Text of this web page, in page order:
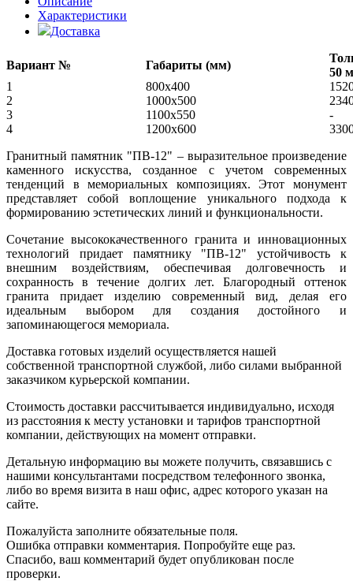
Характеристики
Доставка
Вариант № Габариты (мм)
50
1
800x400
2
1000х500
3
1100х550
-
4
1200х600
Гранитный памятник "ПВ-12" – выразительное произведение
каменного искусства, созданное с учетом современных
тенденций в мемориальных композициях. Этот монумент
представляет собой воплощение уникального подхода к
формированию эстетических линий и функциональности.
Сочетание высококачественного гранита и инновационных
технологий придает памятнику "ПВ-12" устойчивость к
внешним воздействиям, обеспечивая долговечность и
сохранность в течение долгих лет. Благородный оттенок
гранита придает изделию современный вид, делая его
идеальным выбором для создания достойного и
запоминающегося мемориала.
Доставка готовых изделий осуществляется нашей
собственной транспортной службой, либо силами выбранной
заказчиком курьерской компании.
Стоимость доставки рассчитывается индивидуально, исходя
из расстояния к месту установки и тарифов транспортной
компании, действующих на момент отправки.
Детальную информацию вы можете получить, связавшись с
нашими консультантами посредством телефонного звонка,
либо во время визита в наш офис, адрес которого указан на
сайте.
Пожалуйста заполните обязательные поля.
Ошибка отправки комментария. Попробуйте еще раз.
Спасибо, ваш комментарий будет опубликован после
проверки.